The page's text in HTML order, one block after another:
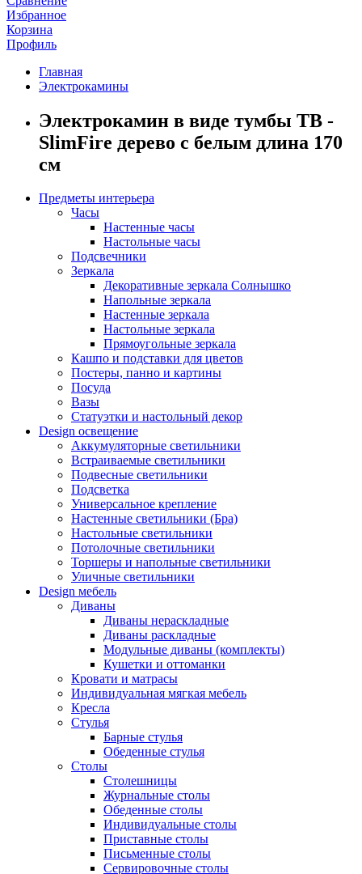
Избранное
Корзина
Профиль
Главная
Электрокамины
Электрокамин в виде тумбы ТВ -
SlimFire дерево c белым длина 170
см
Предметы интерьера
Часы
Настенные часы
Настольные часы
Подсвечники
Зеркала
Декоративные зеркала Солнышко
Напольные зеркала
Настенные зеркала
Настольные зеркала
Прямоугольные зеркала
Кашпо и подставки для цветов
Постеры, панно и картины
Посуда
Вазы
Статуэтки и настольный декор
Design освещение
Аккумуляторные светильники
Встраиваемые светильники
Подвесные светильники
Подсветка
Универсальное крепление
Настенные светильники (Бра)
Настольные светильники
Потолочные светильники
Торшеры и напольные светильники
Уличные светильники
Design мебель
Диваны
Диваны нераскладные
Диваны раскладные
Модульные диваны (комплекты)
Кушетки и оттоманки
Кровати и матрасы
Индивидуальная мягкая мебель
Кресла
Стулья
Барные стулья
Обеденные стулья
Столы
Столешницы
Журнальные столы
Обеденные столы
Индивидуальные столы
Приставные столы
Письменные столы
Сервировочные столы